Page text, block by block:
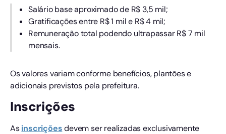
Salário base aproximado de R$ 3,5 mil;
Gratificações entre R$ 1 mil e R$ 4 mil;
Remuneração total podendo ultrapassar R$ 7 mil
mensais.
Os valores variam conforme benefícios, plantões e
adicionais previstos pela prefeitura.
Inscrições
Asinscriçõesdevem ser realizadas exclusivamente